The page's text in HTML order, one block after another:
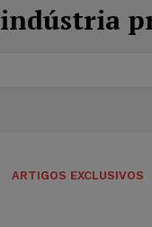
indústria
ARTIGOS EXCLUSIVOS